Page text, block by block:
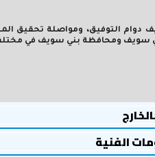
التوفيق، ومواصلة تحقيق
سويف ومحافظة بني سويف في مختلف
الفنية